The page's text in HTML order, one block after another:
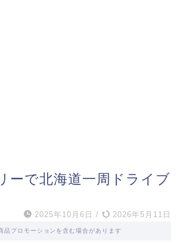
ーで北海道一周ドライブ
2025年10月6日 / 2026年5月11日
品プロモーションを含む場合があります